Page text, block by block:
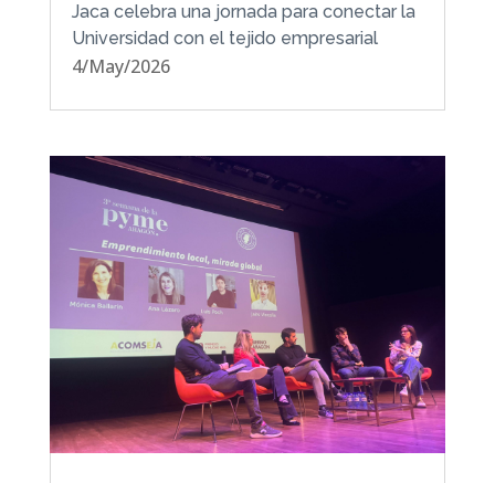
Jaca celebra una jornada para conectar la
Universidad con el tejido empresarial
4/May/2026